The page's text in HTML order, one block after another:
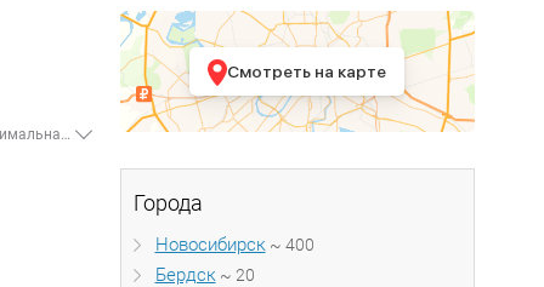
Смотреть на карте
Города
Новосибирск ~ 400
Бердск ~ 20
На портале недвижимости Move.ru размещено - 479 объявлений о продаже комнат в Новосибирской области от собственников или агентов. Минимальная цена комнаты составляет 430 000 рублей. По данной стоимости доступна комната от 8 м². Если вы хотите купить комнату большего метража, воспользуйтесь поиском, задайте свои параметры: цена, этаж, район и многое другое и система подберет для вас наиболее подходящие варианты. Для того, чтобы купить комнату без посредников, выберите в форме поиска пункт "Частные". Портал недвижимости Move.ru - ресурс, вобравший в себя всю необходимую информацию о недвижимости. У нас вы можете не только купить комнату в Новосибирской области, но также узнать всю информацию о районе, доме, инфраструктуре, а также получить консультацию специалистов.